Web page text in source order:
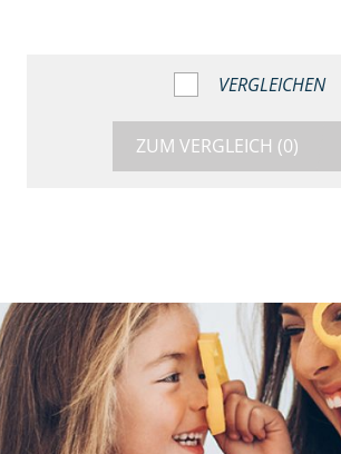
VERGLEICHEN
ZUM VERGLEICH (0)